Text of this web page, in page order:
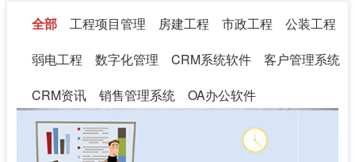
全部 工程项目管理 房建工程 市政工程
公装工程
弱电工程
数字化管理 CRM系统软件
客户管理系统
CRM资讯
销售管理系统 OA办公软件